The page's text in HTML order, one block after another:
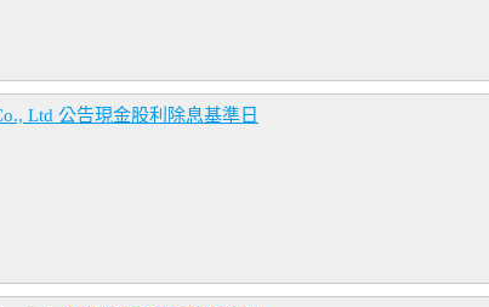
Ltd 公告現金股利除息基準日